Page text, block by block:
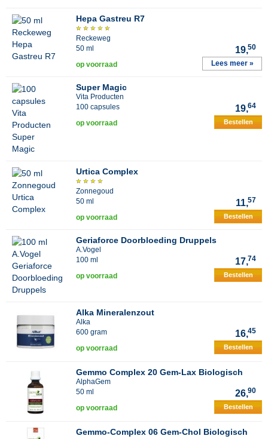
Hepa Gastreu R7
Reckeweg
50 ml
19,50
op voorraad Lees meer »
Super Magic
Vita Producten
100 capsules
19,64
op voorraad Bestellen
Urtica Complex
Zonnegoud
50 ml
11,57
op voorraad Bestellen
Geriaforce Doorbloeding Druppels
A.Vogel
100 ml
17,74
op voorraad Bestellen
Alka Mineralenzout
Alka
600 gram
16,45
op voorraad Bestellen
Gemmo Complex 20 Gem-Lax Biologisch
AlphaGem
50 ml
26,90
op voorraad Bestellen
Gemmo-Complex 06 Gem-Chol Biologisch